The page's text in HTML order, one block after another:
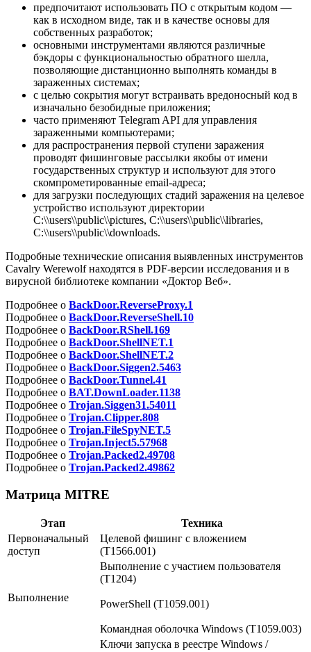
предпочитают использовать ПО с открытым кодом —
как в исходном виде, так и в качестве основы для
собственных разработок;
основными инструментами являются различные
бэкдоры с функциональностью обратного шелла,
позволяющие дистанционно выполнять команды в
зараженных системах;
с целью сокрытия могут встраивать вредоносный код в
изначально безобидные приложения;
часто применяют Telegram API для управления
зараженными компьютерами;
для распространения первой ступени заражения
проводят фишинговые рассылки якобы от имени
государственных структур и используют для этого
скомпрометированные email-адреса;
для загрузки последующих стадий заражения на целевое
устройство используют директории
C:\\users\\public\\pictures, C:\\users\\public\\libraries,
C:\\users\\public\\downloads.
Подробные технические описания выявленных инструментов
Cavalry Werewolf находятся в PDF-версии исследования и в
вирусной библиотеке компании «Доктор Веб».
Подробнее о BackDoor.ReverseProxy.1
Подробнее о BackDoor.ReverseShell.10
Подробнее о BackDoor.RShell.169
Подробнее о BackDoor.ShellNET.1
Подробнее о BackDoor.ShellNET.2
Подробнее о BackDoor.Siggen2.5463
Подробнее о BackDoor.Tunnel.41
Подробнее о BAT.DownLoader.1138
Подробнее о Trojan.Siggen31.54011
Подробнее о Trojan.Clipper.808
Подробнее о Trojan.FileSpyNET.5
Подробнее о Trojan.Inject5.57968
Подробнее о Trojan.Packed2.49708
Подробнее о Trojan.Packed2.49862
Матрица MITRE
Этап
Техника
Первоначальный
доступ
Целевой фишинг с вложением
(T1566.001)
Выполнение
Выполнение с участием пользователя
(T1204)
PowerShell (T1059.001)
Командная оболочка Windows (T1059.003)
Ключи запуска в реестре Windows /